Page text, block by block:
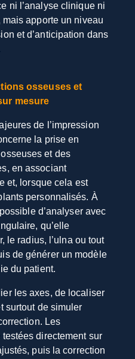
ni l’analyse clinique ni
mais apporte un niveau
et d’anticipation dans
osseuses et
mesure
de l’impression
la prise en
et des
en associant
et, lorsque cela est
personnalisés. À
d’analyser avec
qu’elle
le radius, l’ulna ou tout
de générer un modèle
du patient.
les axes, de localiser
surtout de simuler
Les
directement sur
puis la correction